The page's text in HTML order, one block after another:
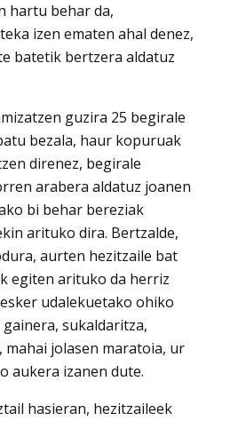
hartu behar da,
izen ematen ahal denez,
batetik bertzera aldatuz
guzira 25 begirale
bezala, haur kopuruak
direnez, begirale
arabera aldatuz joanen
bi behar bereziak
arituko dira. Bertzalde,
aurten hezitzaile bat
egiten arituko da herriz
udalekuetako ohiko
sukaldaritza,
mahai jolasen maratoia, ur
aukera izanen dute.
hasieran, hezitzaileek